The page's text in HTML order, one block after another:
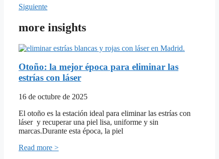
Siguiente
more insights
Otoño: la mejor época para eliminar las
estrías con láser
16 de octubre de 2025
El otoño es la estación ideal para eliminar las estrías con
láser y recuperar una piel lisa, uniforme y sin
marcas.Durante esta época, la piel
Read more >